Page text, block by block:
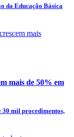
da Educação Básica
mais de 50% em
30 mil procedimentos,